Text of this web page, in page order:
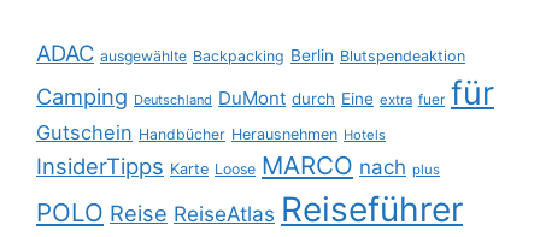
ADAC ausgewählte Backpacking Berlin Blutspendeaktion
Camping Deutschland DuMont durch Eine extra fuer für
Gutschein Handbücher Herausnehmen Hotels
InsiderTipps Karte Loose MARCO nach plus
POLO Reise ReiseAtlas Reiseführer